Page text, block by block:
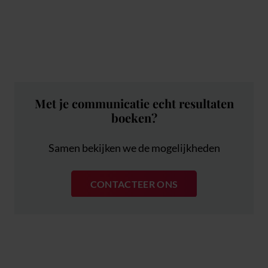
Met je communicatie echt resultaten
boeken?
Samen bekijken we de mogelijkheden
CONTACTEER ONS